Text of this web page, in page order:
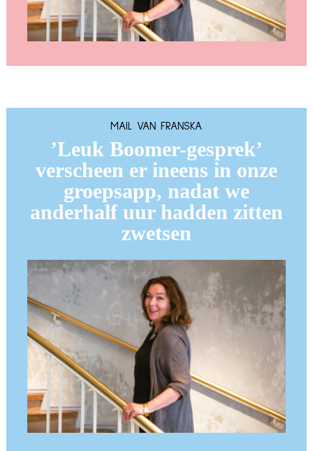
MAIL VAN FRANSKA
’Leuk Boomer-gesprek’
verscheen er ineens in onze
groepsapp, nadat we
anderhalf uur hadden zitten
zwetsen